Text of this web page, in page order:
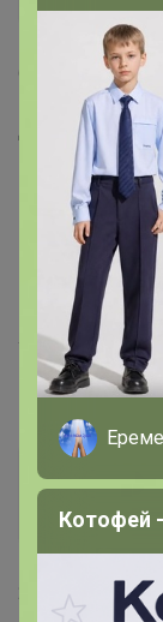
6 июля, 2020
Девочки,
использовать
О сокровенном и
НЕ ТЕРЯЕМ , ДО
УХОДИТ , ГЛАНОЕ
29 июля, 2020
Котофей